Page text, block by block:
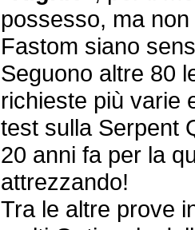
possesso, ma
Fastom siano
Seguono altre 80
richieste più varie
test sulla Serpent
20 anni fa per la
attrezzando!
Tra le altre prove